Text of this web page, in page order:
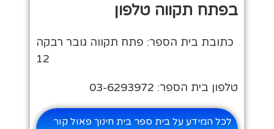
בפתח תקווה טלפון
כתובת בית הספר: פתח תקווה גובר רבקה
12
טלפון בית הספר: 03-6293972
לכל המידע על בית ספר בית חינוך פאול קור